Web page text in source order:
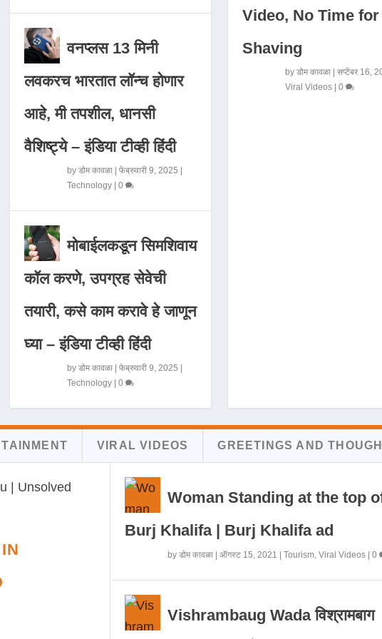
वनप्लस 13 मिनी
लवकरच भारतात लॉन्च होणार
आहे, मी तपशील, धानसी
वैशिष्ट्ये – इंडिया टीव्ही हिंदी
by डोम कावळा| फेब्रुवारी 9, 2025
Technology| 0
मोबाईलकडून सिमशिवाय
कॉल करणे, उपग्रह सेवेची
तयारी, कसे काम करावे हे जाणून
घ्या – इंडिया टीव्ही हिंदी
by डोम कावळा| फेब्रुवारी 9, 2025
Technology| 0
Video, No Time for
Shaving
by डोम कावळा| सप्टेंबर 16,
Viral Videos| 0
VIRAL VIDEOS GREETINGS AND
Woman Standing at the top
Burj Khalifa | Burj Khalifa ad
by डोम कावळा| ऑगस्ट 15, 2021 Tourism, Viral Videos| 0
Vishrambaug Wada विश्रामबाग